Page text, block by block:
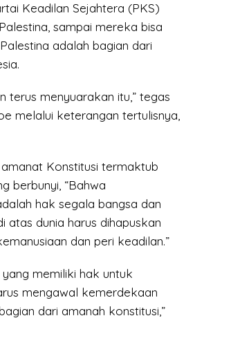
Keadilan Sejahtera (PKS)
sampai mereka bisa
adalah bagian dari
terus menyuarakan itu,” tegas
melalui keterangan tertulisnya,
Konstitusi termaktub
berbunyi, “Bahwa
hak segala bangsa dan
atas dunia harus dihapuskan
dan peri keadilan.”
memiliki hak untuk
mengawal kemerdekaan
dari amanah konstitusi,”